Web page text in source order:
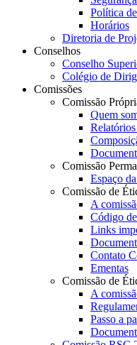
Política
Horários
Diretoria de
Conselhos
Conselho
Colégio de
Comissões
Comissão
Quem
Comissão
Espaço
Comissão de
A
Código
Links
Contato
Ementas
Comissão de
A
Passo a